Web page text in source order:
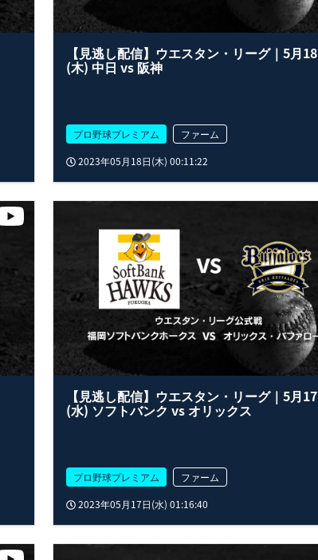
【見逃し配信】ウエスタン・リーグ｜5月
(木) 中日 vs 阪神
プロ野球プレミアム
ファーム
2023年05月18日(木) 00:11:22
【見逃し配信】ウエスタン・リーグ｜5月
(水) ソフトバンク vs オリックス
プロ野球プレミアム
ファーム
2023年05月17日(水) 01:16:40